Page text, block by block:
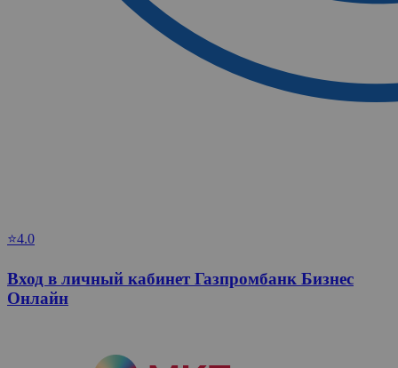
⭐4.0
Вход в личный кабинет Газпромбанк Бизнес
Онлайн